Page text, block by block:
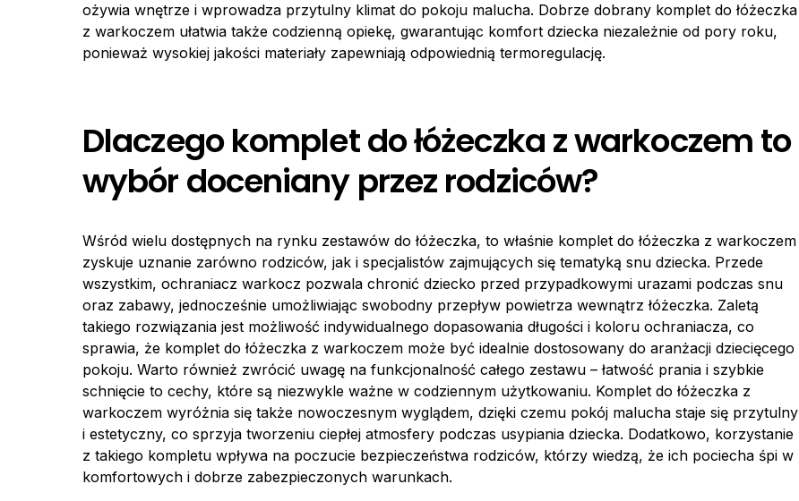
ożywia wnętrze i wprowadza przytulny klimat do pokoju malucha. Dobrze dobrany komplet do łóżeczka
z warkoczem ułatwia także codzienną opiekę, gwarantując komfort dziecka niezależnie od pory roku,
ponieważ wysokiej jakości materiały zapewniają odpowiednią termoregulację.
Dlaczego komplet do łóżeczka z warkoczem to
wybór doceniany przez rodziców?
Wśród wielu dostępnych na rynku zestawów do łóżeczka, to właśnie komplet do łóżeczka z warkoczem
zyskuje uznanie zarówno rodziców, jak i specjalistów zajmujących się tematyką snu dziecka. Przede
wszystkim, ochraniacz warkocz pozwala chronić dziecko przed przypadkowymi urazami podczas snu
oraz zabawy, jednocześnie umożliwiając swobodny przepływ powietrza wewnątrz łóżeczka. Zaletą
takiego rozwiązania jest możliwość indywidualnego dopasowania długości i koloru ochraniacza, co
sprawia, że komplet do łóżeczka z warkoczem może być idealnie dostosowany do aranżacji dziecięcego
pokoju. Warto również zwrócić uwagę na funkcjonalność całego zestawu – łatwość prania i szybkie
schnięcie to cechy, które są niezwykle ważne w codziennym użytkowaniu. Komplet do łóżeczka z
warkoczem wyróżnia się także nowoczesnym wyglądem, dzięki czemu pokój malucha staje się przytulny
i estetyczny, co sprzyja tworzeniu ciepłej atmosfery podczas usypiania dziecka. Dodatkowo, korzystanie
z takiego kompletu wpływa na poczucie bezpieczeństwa rodziców, którzy wiedzą, że ich pociecha śpi w
komfortowych i dobrze zabezpieczonych warunkach.